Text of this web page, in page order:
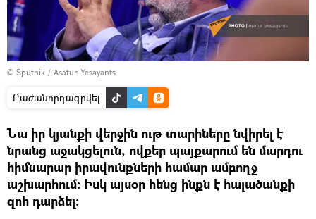
© Sputnik / Asatur Yesayants
Բաժանորդագրվել
Նա իր կյանքի վերջին ութ տարիները նվիրել է
նրանց աջակցելուն, ովքեր պայքարում են մարդու
հիմնարար իրավունքների համար ամբողջ
աշխարհում։ Իսկ այսօր հենց ինքն է հալածանքի
զոհ դարձել։